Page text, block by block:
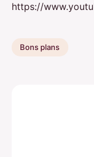
https://
Bons plans